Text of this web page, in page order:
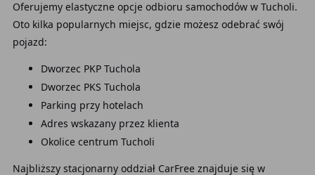
Oferujemy elastyczne opcje odbioru samochodów w Tucholi.
Oto kilka popularnych miejsc, gdzie możesz odebrać swój
pojazd:
Dworzec PKP Tuchola
Dworzec PKS Tuchola
Parking przy hotelach
Adres wskazany przez klienta
Okolice centrum Tucholi
Najbliższy stacjonarny oddział CarFree znajduje się w